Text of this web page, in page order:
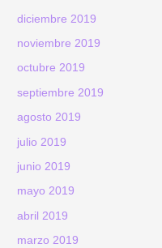
diciembre 2019
noviembre 2019
octubre 2019
septiembre 2019
agosto 2019
julio 2019
junio 2019
mayo 2019
abril 2019
marzo 2019